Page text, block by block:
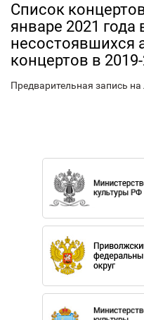
Список
январе 2021 года
несостоявшихся
концертов в 2019-
Предварительная запись